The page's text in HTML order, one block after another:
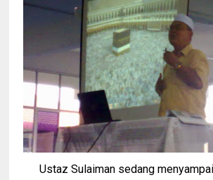
Ustaz Sulaiman sedang